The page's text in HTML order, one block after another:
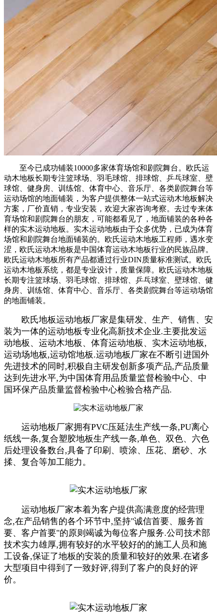
至今已成功铺装10000多家体育场馆和剧院舞台。欧氏运
动木地板长期专注篮球场、羽毛球馆、排球馆、乒乓球室、壁
球馆、健身房、训练馆、体育中心、音乐厅、各类剧院舞台等
运动场馆的地面铺装，为客户提供整体一站式运动木地板解决
方案，厂价直销，专业安装，欢迎大家咨询考察。去过专来体
育场馆和剧院舞台的朋友，可能都看见了，地面铺装的各种各
样的实木运动地板。实木运动地板由于众多优势，已成为体育
场馆和剧院舞台地面铺装的。欧氏运动木地板工程师，遇水变
涩，欧氏运动木地板是中国体育运动木地板行业的民族品牌。
欧氏运动木地板所有产品都通过行业DIN质量标准测试。欧氏
运动木地板系统，都是专业设计，质量保障。欧氏运动木地板
长期专注篮球场、羽毛球馆、排球馆、乒乓球室、壁球馆、健
身房、训练馆、体育中心、音乐厅、各类剧院舞台等运动场馆
的地面铺装。
欧氏地板运动地板厂家是集研发、生产、销售、安
装为一体的运动地板专业化高新技术企业.主要批发运
动地板、运动木地板、体育运动地板、实木运动地板,
运动场地板,运动馆地板.运动地板厂家在不断引进国外
先进技术的同时,积极自主研发创新多项产品,产品质量
达到先进水平,为中国体育用品质量监督检验中心、中
国环保产品质量监督检验中心检验合格产品.
运动地板厂家拥有PVC压延法生产线一条,PU离心
纸线一条,复合塑胶地板生产线一条,单色、双色、六色
后处理设备数台,具备了印刷、喷涂、压花、磨砂、水
揉、复合等加工能力。
运动地板厂家本着为客户提供高满意度的经营理
念,在产品销售的各个环节中,坚持"诚信首要、服务首
要、客户首要"的原则竭诚为每位客户服务.公司技术部
技术实力雄厚,拥有较好的水平较好的的施工人员和施
工设备,保证了地板的安装的质量和较好的效果.在诸多
大型项目中得到了一致好评,得到了客户的良好的评
价。